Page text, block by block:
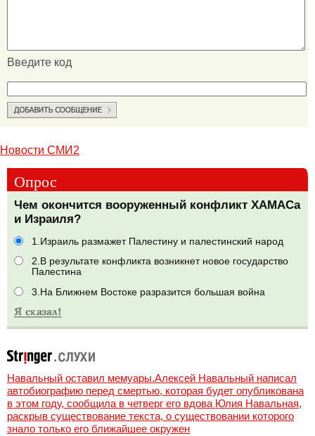
Введите код
Новости СМИ2
Опрос
Чем окончится вооруженный конфликт ХАМАСа
и Израиля?
1.Израиль размажет Палестину и палестинский народ
2.В результате конфликта возникнет новое государство
Палестина
3.На Ближнем Востоке разразится большая война
Навальный оставил мемуары.Алексей Навальный написал
автобиографию перед смертью, которая будет опубликована
в этом году, сообщила в четверг его вдова Юлия Навальная,
раскрыв существование текста, о существовании которого
знало только его ближайшее окружен